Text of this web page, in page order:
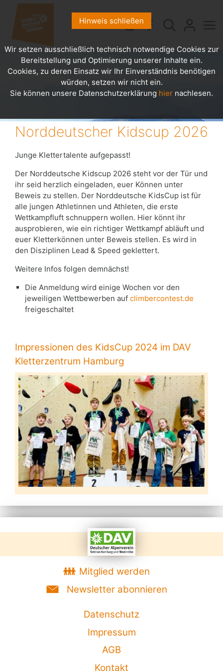
Norddeutscher Kidscup 2026
Junge Klettertalente aufgepasst!
Der Norddeutsche Kidscup 2026 steht vor der Tür und
ihr seid herzlich eingeladen, euer Können unter
Beweis zu stellen. Der Norddeutsche KidsCup ist für
alle jungen Athletinnen und Athleten, die erste
Wettkampfluft schnuppern wollen. Hier könnt ihr
ausprobieren, wie ein richtiger Wettkampf abläuft und
euer Kletterkönnen unter Beweis stellen. Es wird in
den Disziplinen Lead & Speed geklettert.
Weitere Infos folgen demnächst!
Die Anmeldung wird einige Wochen vor den
jeweiligen Wettbewerben auf climbercontest.de
freigeschaltet
Impressionen des KidsCup 2024 im DAV
Kletterzentrum Hamburg
Mitglied werden
Newsletter abonnieren
Datenschutz
Impressum
AGB
Kontakt
Hinweis schließen
Wir setzen ausschließlich technisch notwendige Cookies zur
Bereitstellung und Optimierung unserer Inhalte ein.
Cookies, zu deren Einsatz wir Ihr Einverständnis benötigen
würden, setzen wir nicht ein.
Sie können unsere Datenschutzerklärung hier nachlesen.